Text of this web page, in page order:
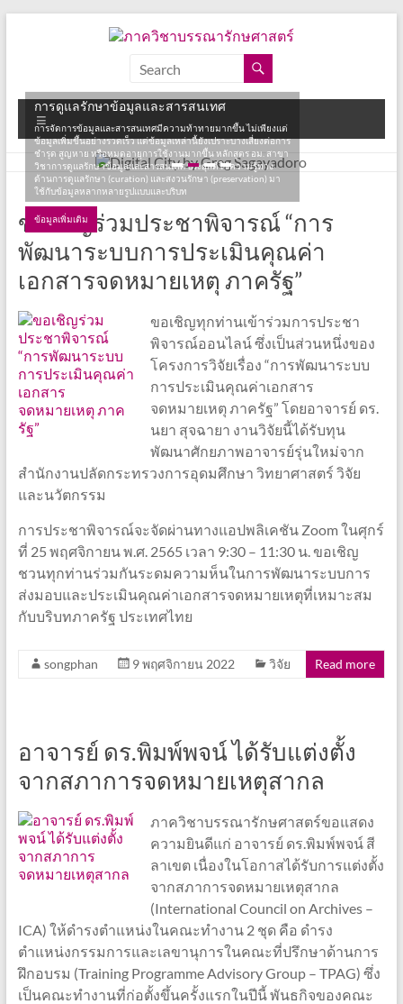
วิชา
บรรณารักษศาสตร์
คณะ
อักษร
ศาสตร์
จุฬาลงกรณ์
มหาวิทยาลัย
Menu
การดูแลรักษาข้อมูลและสารสนเทศ
การจัดการข้อมูลและสารสนเทศมีความท้าทายมากขึ้น ไม่เพียงแต่
ข้อมูลเพิ่มขึ้นอย่างรวดเร็ว แต่ข้อมูลเหล่านี้ยังเปราะบางเสี่ยงต่อการ
ชำรุด สูญหาย หรือหมดอายุการใช้งานมากขึ้น หลักสูตร อม. สาขา
วิชาการดูแลรักษาข้อมูลและสารสนเทศ ประยุกต์ใช้ความรู้ทาง
ด้านการดูแลรักษา (curation) และสงวนรักษา (preservation) มา
ใช้กับข้อมูลหลากหลายรูปแบบและบริบท
ข้อมูลเพิ่มเติม
ขอเชิญร่วมประชาพิจารณ์ “การ
พัฒนาระบบการประเมินคุณค่า
เอกสารจดหมายเหตุ ภาครัฐ”
ขอเชิญทุกท่านเข้าร่วมการประชา
พิจารณ์ออนไลน์ ซึ่งเป็นส่วนหนึ่งของ
โครงการวิจัยเรื่อง “การพัฒนาระบบ
การประเมินคุณค่าเอกสาร
จดหมายเหตุ ภาครัฐ” โดยอาจารย์ ดร.
นยา สุจฉายา งานวิจัยนี้ได้รับทุน
พัฒนาศักยภาพอาจารย์รุ่นใหม่จาก
สำนักงานปลัดกระทรวงการอุดมศึกษา วิทยาศาสตร์ วิจัย
และนวัตกรรม
การประชาพิจารณ์จะจัดผ่านทางแอปพลิเคชัน Zoom ในศุกร์
ที่ 25 พฤศจิกายน พ.ศ. 2565 เวลา 9:30 – 11:30 น. ขอเชิญ
ชวนทุกท่านร่วมกันระดมความห็นในการพัฒนาระบบการ
ส่งมอบและประเมินคุณค่าเอกสารจดหมายเหตุที่เหมาะสม
กับบริบทภาครัฐ ประเทศไทย
songphan 9 พฤศจิกายน 2022 วิจัย Read more
อาจารย์ ดร.พิมพ์พจน์ ได้รับแต่งตั้ง
จากสภาการจดหมายเหตุสากล
ภาควิชาบรรณารักษศาสตร์ขอแสดง
ความยินดีแก่ อาจารย์ ดร.พิมพ์พจน์ สี
ลาเขต เนื่องในโอกาสได้รับการแต่งตั้ง
จากสภาการจดหมายเหตุสากล
(International Council on Archives –
ICA) ให้ดำรงตำแหน่งในคณะทำงาน 2 ชุด คือ ดำรง
ตำแหน่งกรรมการและเลขานุการในคณะที่ปรึกษาด้านการ
ฝึกอบรม (Training Programme Advisory Group – TPAG) ซึ่ง
เป็นคณะทำงานที่ก่อตั้งขึ้นครั้งแรกในปีนี้ พันธกิจของคณะ